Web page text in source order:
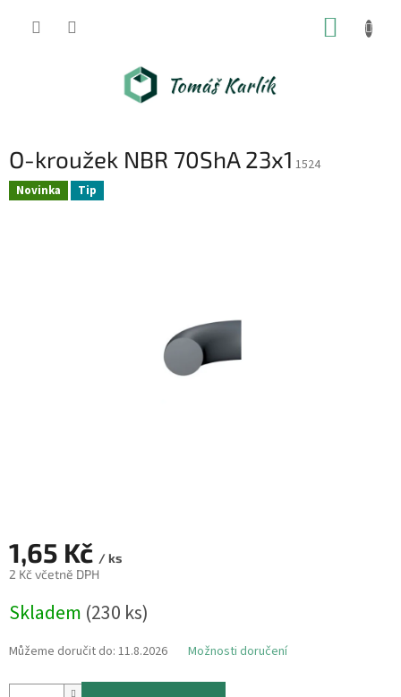
O-kroužek NBR 70ShA 23x1 1524
Novinka Tip
1,65 Kč / ks
2 Kč včetně DPH
cena:
Skladem (230 ks)
Můžeme doručit do: 11.8.2026 Možnosti doručení